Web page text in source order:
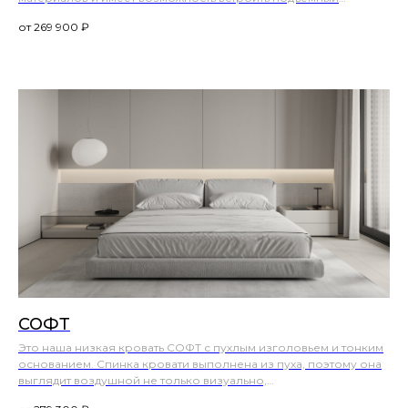
269 900
СОФТ
Это наша низкая кровать СОФТ с пухлым изголовьем и тонким
основанием. Спинка кровати выполнена из пуха, поэтому она
выглядит воздушной не только визуально,